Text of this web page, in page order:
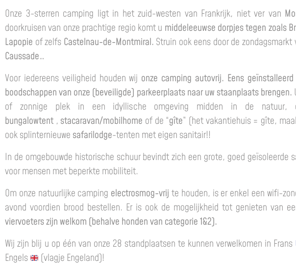
Onze 3-sterren camping ligt in het zuid-westen van Frankrijk, niet ver van
doorkruisen van onze prachtige regio komt u middeleeuwse dorpjes tegen zoals
Lapopie of zelfs Castelnau-de-Montmiral. Struin ook eens door de zondagsmarkt
Caussade…
Voor iedereens veiligheid houden wij onze camping autovrij. Eens
boodschappen van onze (beveiligde) parkeerplaats naar uw staanplaats brengen.
of zonnige plek in een idyllische omgeving midden in de
bungalowtent , stacaravan/mobilhome of de “gîte” (het vakantiehuis = gîte,
ook splinternieuwe safarilodge-tenten met eigen sanitair!!
In de omgebouwde historische schuur bevindt zich een grote, goed
voor mensen met beperkte mobiliteit.
Om onze natuurlijke camping electrosmog-vrij te houden, is er enkel een wifi-
avond voordien brood bestellen. Er is ook de mogelijkheid tot genieten van
viervoeters zijn welkom (behalve honden van categorie 1&2).
Wij zijn blij u op één van onze 28 standplaatsen te kunnen verwelkomen in Frans
Engels
(vlagje Engeland)!